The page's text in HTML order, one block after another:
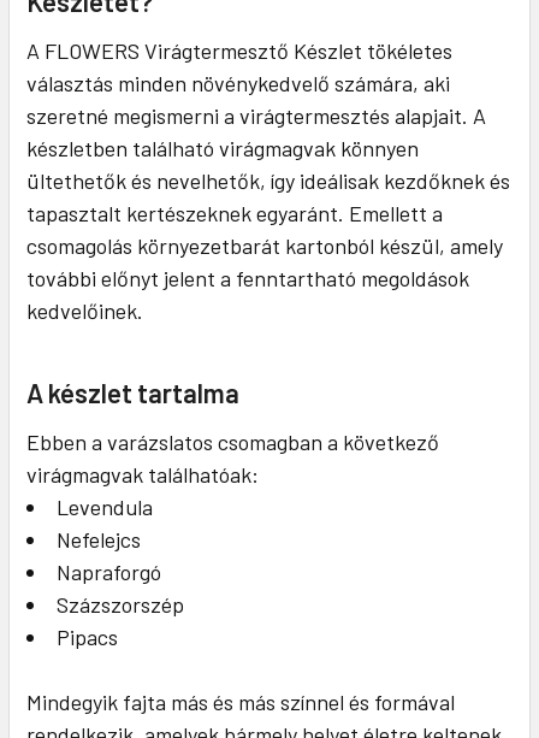
A FLOWERS Virágtermesztő Készlet tökéletes
választás minden növénykedvelő számára, aki
szeretné megismerni a virágtermesztés alapjait. A
készletben található virágmagvak könnyen
ültethetők és nevelhetők, így ideálisak kezdőknek és
tapasztalt kertészeknek egyaránt. Emellett a
csomagolás környezetbarát kartonból készül, amely
további előnyt jelent a fenntartható megoldások
kedvelőinek.
A készlet tartalma
Ebben a varázslatos csomagban a következő
virágmagvak találhatóak:
Levendula
Nefelejcs
Napraforgó
Százszorszép
Pipacs
Mindegyik fajta más és más színnel és formával